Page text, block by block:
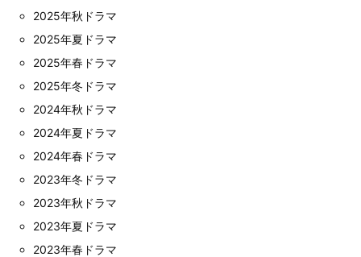
2025年秋ドラマ
2025年夏ドラマ
2025年春ドラマ
2025年冬ドラマ
2024年秋ドラマ
2024年夏ドラマ
2024年春ドラマ
2023年冬ドラマ
2023年秋ドラマ
2023年夏ドラマ
2023年春ドラマ